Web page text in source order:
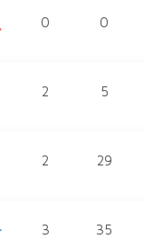
0 0
2 5
2 29
3 35